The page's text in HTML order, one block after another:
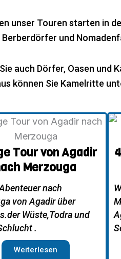
unser Touren starten in
Berberdörfer und
auch Dörfer, Oasen und
können Sie Kamelritte
Tour von Agadir
Merzouga
nach
von Agadir über
Wüste,Todra und
.
Weiterlesen